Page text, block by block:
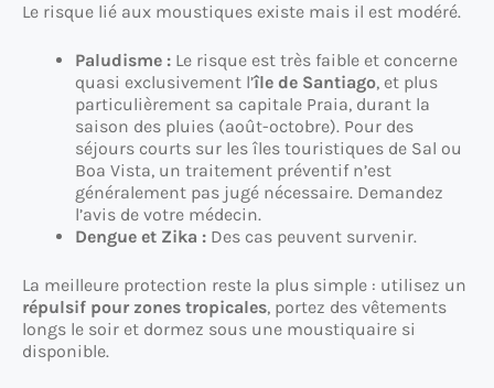
Le risque lié aux moustiques existe mais il est modéré.
Paludisme : Le risque est très faible et concerne
quasi exclusivement l’île de Santiago, et plus
particulièrement sa capitale Praia, durant la
saison des pluies (août-octobre). Pour des
séjours courts sur les îles touristiques de Sal ou
Boa Vista, un traitement préventif n’est
généralement pas jugé nécessaire. Demandez
l’avis de votre médecin.
Dengue et Zika : Des cas peuvent survenir.
La meilleure protection reste la plus simple : utilisez un
répulsif pour zones tropicales, portez des vêtements
longs le soir et dormez sous une moustiquaire si
disponible.